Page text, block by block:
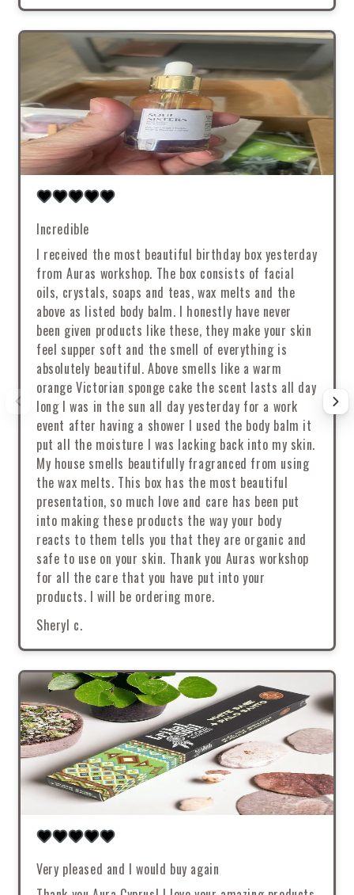
Incredible
I received the most beautiful birthday box yesterday
from Auras workshop. The box consists of facial
oils, crystals, soaps and teas, wax melts and the
above as listed body balm. I honestly have never
been given products like these, they make your skin
feel supper soft and the smell of everything is
absolutely beautiful. Above smells like a warm
orange Victorian sponge cake the scent lasts all day
long I was in the sun all day yesterday for a work
event after having a shower I used the body balm it
put all the moisture I was lacking back into my skin.
My house smells beautifully fragranced from using
the wax melts. This box has the most beautiful
presentation, so much love and care has been put
into making these products the way your body
reacts to them tells you that they are organic and
safe to use on your skin. Thank you Auras workshop
for all the care that you have put into your
products. I will be ordering more.
Sheryl c.
Very pleased and I would buy again